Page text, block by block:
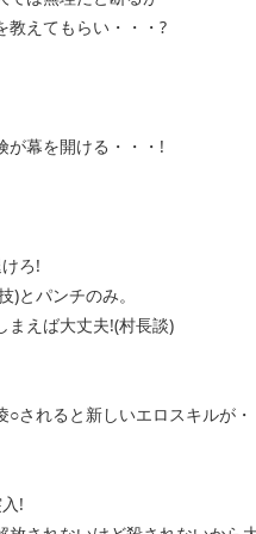
教えてもらい・・・?
が幕を開ける・・・!
ろ!
)とパンチのみ。
まえば大丈夫!(村長談)
○されると新しいエロスキルが・
!